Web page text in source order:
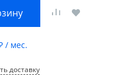
/ мес.
доставку